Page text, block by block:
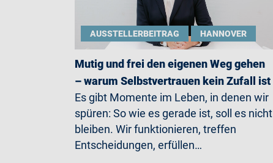
AUSSTELLERBEITRAG HANNOVER
Mutig und frei den eigenen Weg gehen
– warum Selbstvertrauen kein Zufall ist
Es gibt Momente im Leben, in denen wir
spüren: So wie es gerade ist, soll es nicht
bleiben. Wir funktionieren, treffen
Entscheidungen, erfüllen…